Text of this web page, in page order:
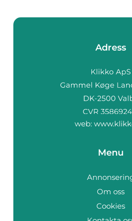
Adress
web:
Menu
Om oss
Cookies